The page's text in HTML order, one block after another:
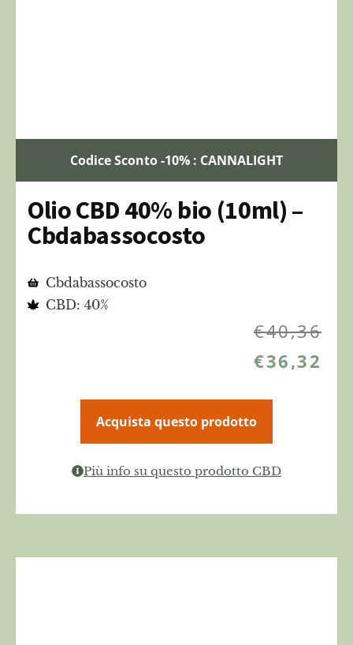
Codice Sconto -10% : CANNALIGHT
Olio CBD 40% bio (10ml) –
Cbdabassocosto
Cbdabassocosto
CBD: 40%
€40,36
€36,32
Acquista questo prodotto
Più info su questo prodotto CBD